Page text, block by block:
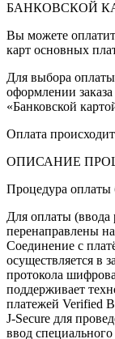
БАНКОВСКОЙ
Вы можете
карт основных
Для выбора
оформлении
«Банковской
Оплата
ОПИСАНИЕ
Процедура оплаты
Для оплаты (ввода
перенаправлены
Соединение с
осуществляется в
протокола
поддерживает
платежей Verified
J-Secure для
ввод специального